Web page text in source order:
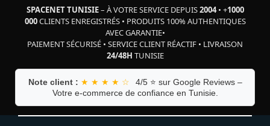
SPACENET TUNISIE– À VOTRE SERVICE DEPUIS2004• +1000
000CLIENTS ENREGISTRÉS• PRODUITS 100% AUTHENTIQUES
AVEC GARANTIE•
PAIEMENT SÉCURISÉ • SERVICE CLIENT RÉACTIF • LIVRAISON
24/48H TUNISIE
Note client : ★ ★ ★ ★ ☆
4/5 ⭐ sur Google Reviews –
Votre e-commerce de confiance en Tunisie.